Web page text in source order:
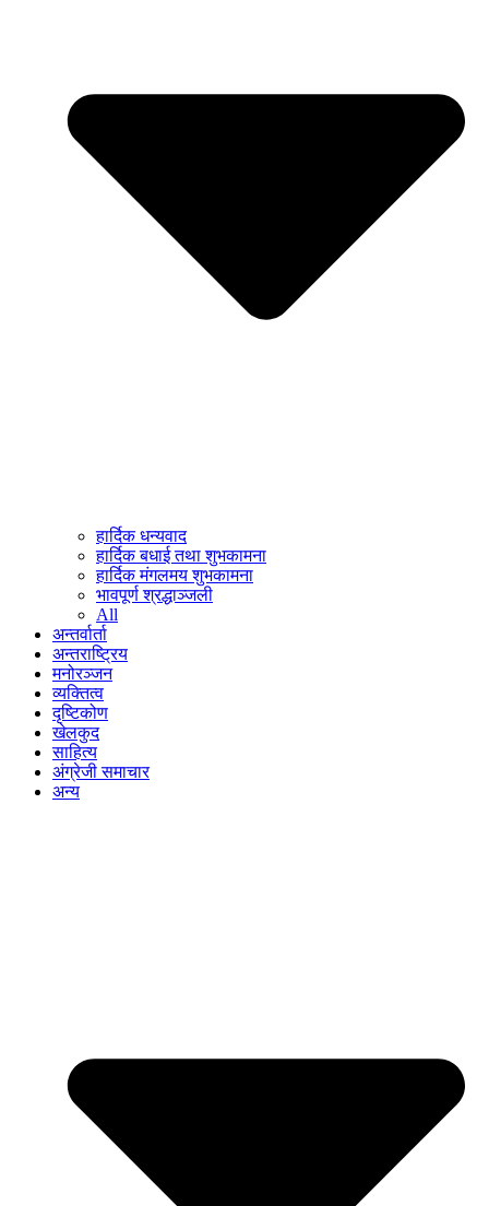
हार्दिक धन्यवाद
हार्दिक बधाई तथा शुभकामना
हार्दिक मंगलमय शुभकामना
भावपूर्ण श्रद्धाञ्जली
All
अन्तर्वार्ता
अन्तराष्ट्रिय
मनोरञ्जन
व्यक्तित्व
दृष्टिकोण
खेलकुद
साहित्य
अंग्रेजी समाचार
अन्य